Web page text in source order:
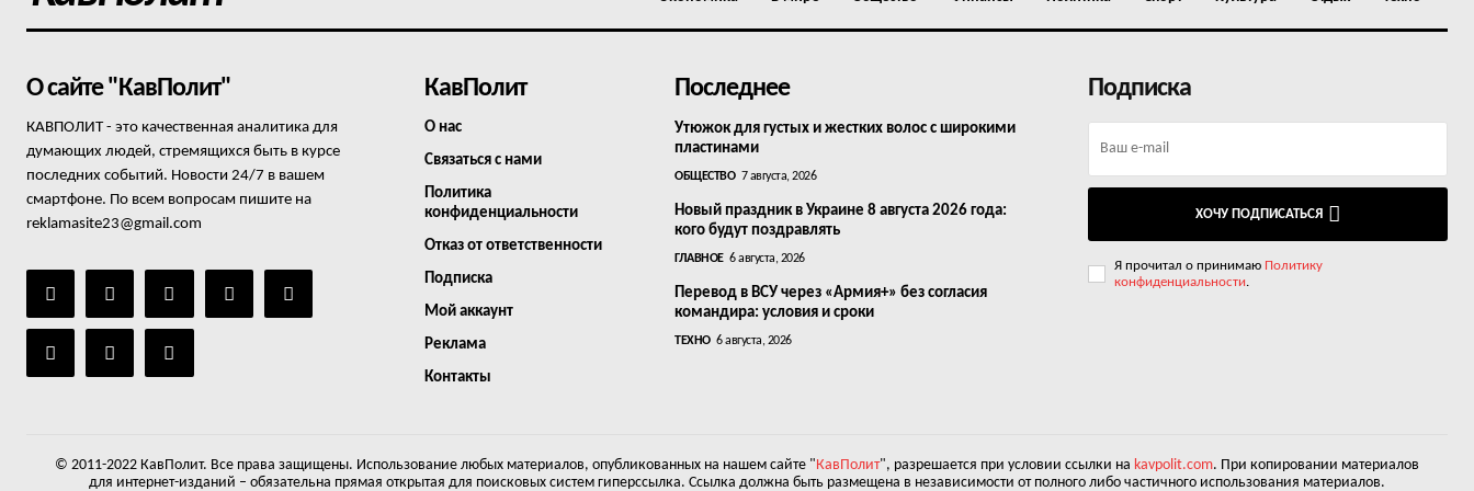
О сайте "КавПолит"
КАВПОЛИТ - это качественная аналитика для
думающих людей, стремящихся быть в курсе
последних событий. Новости 24/7 в вашем
смартфоне. По всем вопросам пишите на
reklamasite23@gmail.com
КавПолит
О нас
Связаться с нами
Политика
конфиденциальности
Отказ от ответственности
Подписка
Мой аккаунт
Реклама
Контакты
Последнее
Утюжок для густых и жестких волос с широкими
пластинами
ОБЩЕСТВО 7 августа, 2026
Новый праздник в Украине 8 августа 2026 года:
кого будут поздравлять
ГЛАВНОЕ 6 августа, 2026
Перевод в ВСУ через «Армия+» без согласия
командира: условия и сроки
ТЕХНО 6 августа, 2026
Подписка
ХОЧУ ПОДПИСАТЬСЯ
Я прочитал о принимаю Политику
конфиденциальности.
© 2011-2022 КавПолит. Все права защищены. Использование любых материалов, опубликованных на нашем сайте " КавПолит", разрешается при условии ссылки на kavpolit.com. При копировании материалов
для интернет-изданий – обязательна прямая открытая для поисковых систем гиперссылка. Ссылка должна быть размещена в независимости от полного либо частичного использования материалов.